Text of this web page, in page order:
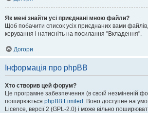
Як мені знайти усі приєднані мною файли?
Щоб побачити список усіх приєднаних вами
керування і натисніть на посилання "Вкладення".
Догори
Інформація про phpBB
Хто створив цей форум?
Це програмне забезпечення (в своїй незміненій
поширюється phpBB Limited . Воно доступне на
Licence, версії 2 (GPL-2.0) і може вільно